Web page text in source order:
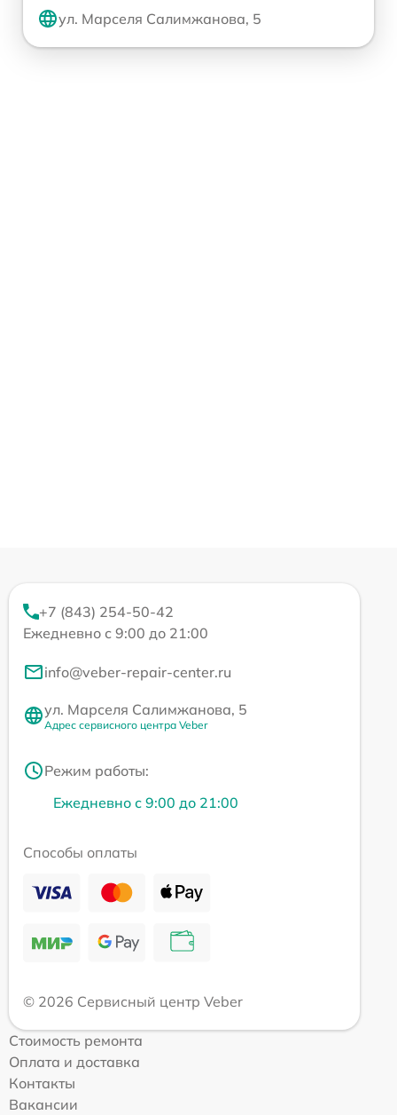
ул. Марселя Салимжанова, 5
+7 (843) 254-50-42
Ежедневно с 9:00 до 21:00
info@veber-repair-center.ru
ул. Марселя Салимжанова, 5
Адрес сервисного центра Veber
Режим работы:
Ежедневно с 9:00 до 21:00
Способы оплаты
© 2026 Сервисный центр Veber
Стоимость ремонта
Оплата и доставка
Контакты
Вакансии